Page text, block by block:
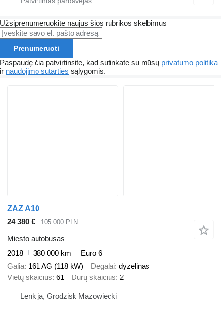
Užsiprenumeruokite naujus šios rubrikos skelbimus
Prenumeruoti
Paspaudę čia patvirtinsite, kad sutinkate su mūsų privatumo politika
ir naudojimo sutarties sąlygomis.
ZAZ A10
24 380 €
105 000 PLN
Miesto autobusas
2018
380 000 km
Euro 6
Galia 161 AG (118 kW) Degalai dyzelinas
Vietų skaičius 61 Durų skaičius 2
Lenkija, Grodzisk Mazowiecki